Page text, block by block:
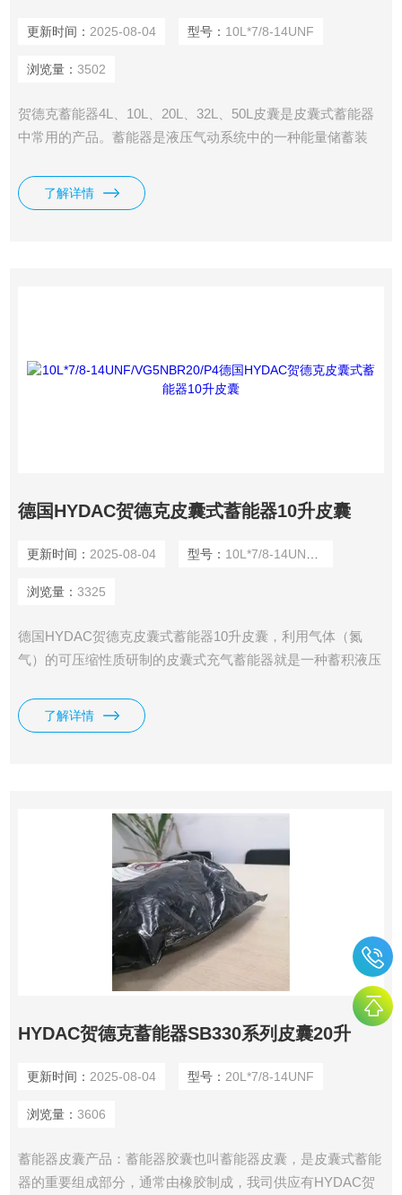
更新时间： 2025-08-04 型号： 10L*7/8-14UNF
浏览量： 3502
贺德克蓄能器4L、10L、20L、32L、50L皮囊是皮囊式蓄能器
中常用的产品。蓄能器是液压气动系统中的一种能量储蓄装
了解详情
德国HYDAC贺德克皮囊式蓄能器10升皮囊
更新时间： 2025-08-04 型号： 10L*7/8-14UNF/VG5NBR20/P4
浏览量： 3325
德国HYDAC贺德克皮囊式蓄能器10升皮囊，利用气体（氮
气）的可压缩性质研制的皮囊式充气蓄能器就是一种蓄积液压
积压力能的，必须依靠其他介质来转换、蓄积压力能。
了解详情
HYDAC贺德克蓄能器SB330系列皮囊20升
更新时间： 2025-08-04 型号： 20L*7/8-14UNF
浏览量： 3606
蓄能器皮囊产品：蓄能器胶囊也叫蓄能器皮囊，是皮囊式蓄能
器的重要组成部分，通常由橡胶制成，我司供应有HYDAC贺